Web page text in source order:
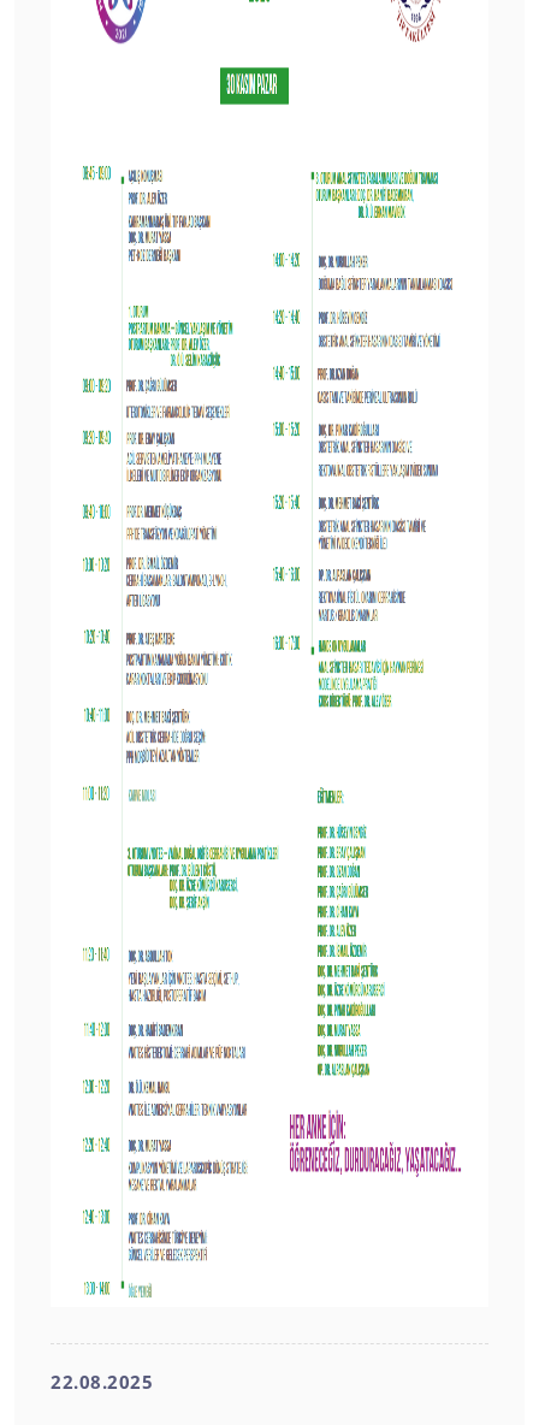
22.08.2025